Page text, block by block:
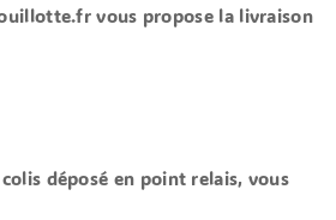
vous propose la livraison
déposé en point relais, vous